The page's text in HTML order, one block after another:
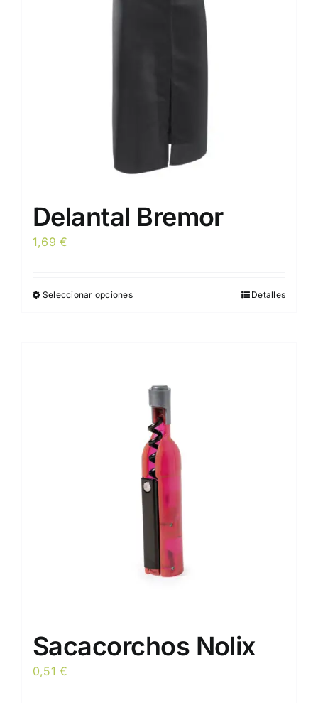
Delantal Bremor
1,69€
Seleccionar opcionesEste
Las
opciones
pueden
elegir
en
página
de
producto
Detalles
Sacacorchos Nolix
0,51€